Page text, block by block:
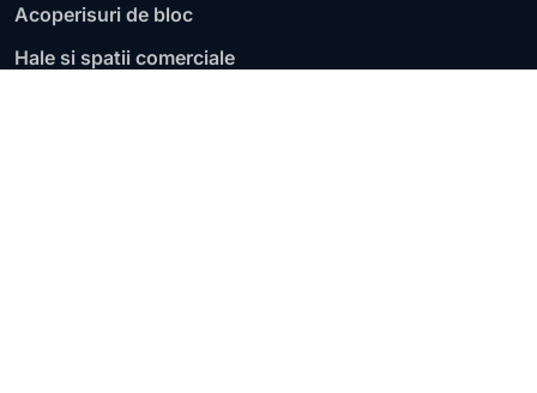
Acoperisuri de bloc
Hale si spatii comerciale